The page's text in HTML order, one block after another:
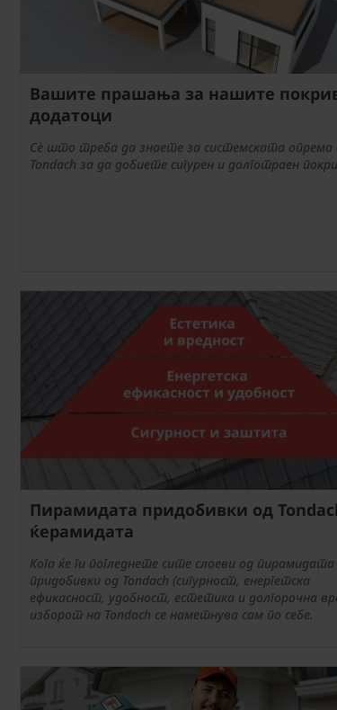
Вашите прашања за нашите
додатоци
Сè што треба да знаете за системската опрема
Tondach за да добиете сигурен и долготраен
Пирамидата придобивки од
ќерамидата
Кога ќе ги погледнете сите слоеви од пирамидата
придобивки од Tondach (сигурност, енергетска
ефикасност, удобност, естетика и долгорочна
изборот на Tondach се наметнува сам по себе.